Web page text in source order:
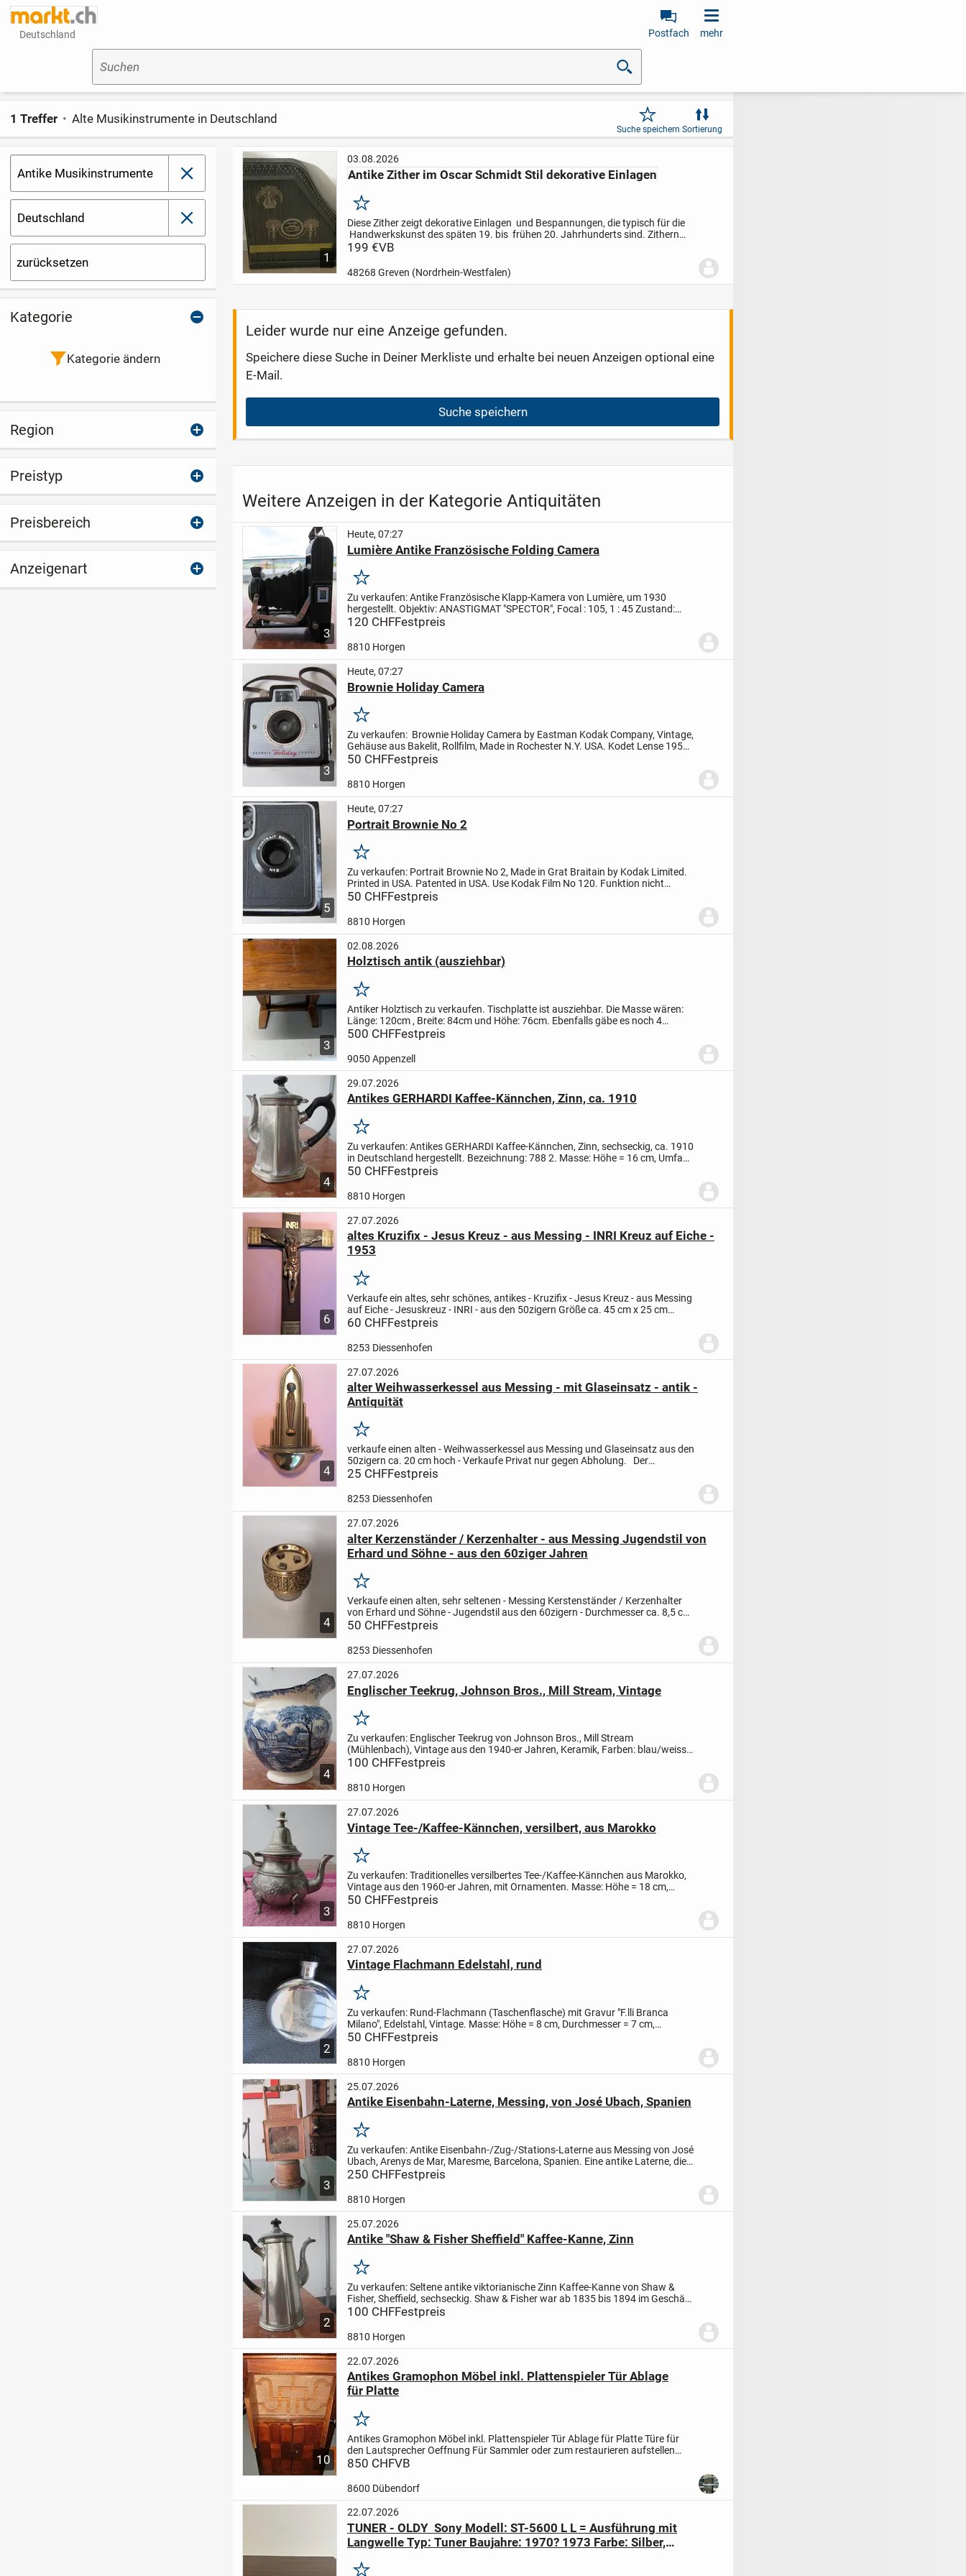
Deutschland Postfach mehr
Suchen
Antike Musikinstrumente schließen
Deutschland schließen
zurücksetzen
1 Treffer Alte Musikinstrumente in Deutschland
Suche speichern Sortierung
1
03.08.2026
Antike Zither im Oscar Schmidt Stil dekorative Einlagen
Merken
Diese Zither zeigt dekorative Einlagen und Bespannungen, die typisch für die
Handwerkskunst des späten 19. bis frühen 20. Jahrhunderts sind. Zithern
wie diese waren in heimischen Musiksettings...
199 €VB
48268 Greven (Nordrhein-Westfalen)
Leider wurde nur eine Anzeige gefunden.
Speichere diese Suche in Deiner Merkliste und erhalte bei neuen Anzeigen optional eine
E-Mail.
Suche speichern
Weitere Anzeigen in der Kategorie Antiquitäten
3
Heute, 07:27
Lumière Antike Französische Folding Camera
Merken
Zu verkaufen:Antike Französische Klapp-Kamera von Lumière, um 1930
hergestellt. Objektiv: ANASTIGMAT "SPECTOR", Focal : 105, 1 : 45Zustand:
sehr gut erhalten, schönes Dekorations-Objekt. Funktion...
120 CHFFestpreis
8810 Horgen
3
Heute, 07:27
Brownie Holiday Camera
Merken
Zu verkaufen: Brownie Holiday Camera by Eastman Kodak Company, Vintage,
Gehäuse aus Bakelit, Rollfilm, Made in Rochester N.Y. USA. Kodet Lense 1950
S. Funktion nicht geprüft.
50 CHFFestpreis
8810 Horgen
5
Heute, 07:27
Portrait Brownie No 2
Merken
Zu verkaufen: Portrait Brownie No 2, Made in Grat Braitain by Kodak Limited.
Printed in USA. Patented in USA. Use Kodak Film No 120. Funktion nicht
geprüft.
50 CHFFestpreis
8810 Horgen
3
02.08.2026
Holztisch antik (ausziehbar)
Merken
Antiker Holztisch zu verkaufen. Tischplatte ist ausziehbar. Die Masse wären:
Länge: 120cm , Breite: 84cm und Höhe: 76cm. Ebenfalls gäbe es noch 4
Holzstühle dazu. Preis: Fr. 100.00 pro Stuhl.
500 CHFFestpreis
9050 Appenzell
4
29.07.2026
Antikes GERHARDI Kaffee-Kännchen, Zinn, ca. 1910
Merken
Zu verkaufen:Antikes GERHARDI Kaffee-Kännchen, Zinn, sechseckig, ca. 1910
in Deutschland hergestellt. Bezeichnung: 788 2. Masse: Höhe = 16 cm, Umfang
= 26 cm, Gewicht = 380 Gramm, Füllmenge = 0.4...
50 CHFFestpreis
8810 Horgen
6
27.07.2026
altes Kruzifix - Jesus Kreuz - aus Messing - INRI Kreuz auf Eiche -
1953
Merken
Verkaufe ein altes, sehr schönes, antikes- Kruzifix - Jesus Kreuz - aus Messing
auf Eiche - Jesuskreuz - INRI - aus den 50zigern Größe ca. 45 cm x 25 cm
Verkaufe Privat nur gegen Abholung.
60 CHFFestpreis
8253 Diessenhofen
4
27.07.2026
alter Weihwasserkessel aus Messing - mit Glaseinsatz - antik -
Antiquität
Merken
verkaufe einen alten - Weihwasserkessel aus Messing und Glaseinsatz aus den
50zigern ca. 20 cm hoch -Verkaufe Privat nur gegen Abholung.
Der
Weihwasserkessel kann in Gottmadingen/D, oder ggf....
25 CHFFestpreis
8253 Diessenhofen
4
27.07.2026
alter Kerzenständer / Kerzenhalter - aus Messing Jugendstil von
Erhard und Söhne - aus den 60ziger Jahren
Merken
Verkaufe einen alten, sehr seltenen - Messing Kerstenständer / Kerzenhalter
von Erhard und Söhne - Jugendstil aus den 60zigern - Durchmesser ca. 8,5 cm
- ca. 8 cm- durch Druck nach unten, öffnen...
50 CHFFestpreis
8253 Diessenhofen
4
27.07.2026
Englischer Teekrug, Johnson Bros., Mill Stream, Vintage
Merken
Zu verkaufen: Englischer Teekrug von Johnson Bros., Mill Stream
(Mühlenbach), Vintage aus den 1940-er Jahren, Keramik, Farben: blau/weiss.
Beschriftung Unterseite: Mill Stream, Made in England by...
100 CHFFestpreis
8810 Horgen
3
27.07.2026
Vintage Tee-/Kaffee-Kännchen, versilbert, aus Marokko
Merken
Zu verkaufen:Traditionelles versilbertes Tee-/Kaffee-Kännchen aus Marokko,
Vintage aus den 1960-er Jahren, mit Ornamenten. Masse: Höhe = 18 cm,
Durchmesser oben = 7 cm, Durchmesser unten = 11 cm,...
50 CHFFestpreis
8810 Horgen
2
27.07.2026
Vintage Flachmann Edelstahl, rund
Merken
Zu verkaufen: Rund-Flachmann (Taschenflasche) mit Gravur "F.lli Branca
Milano", Edelstahl, Vintage. Masse: Höhe = 8 cm, Durchmesser = 7 cm,
Füllmenge = 0.75 dl, Gewicht = 70 Gramm.
50 CHFFestpreis
8810 Horgen
3
25.07.2026
Antike Eisenbahn-Laterne, Messing, von José Ubach, Spanien
Merken
Zu verkaufen:Antike Eisenbahn-/Zug-/Stations-Laterne aus Messing von José
Ubach, Arenys de Mar, Maresme, Barcelona, Spanien. Eine antike Laterne, die
von Bahnhofsvorstehern in der 1. Hälfte des 20....
250 CHFFestpreis
8810 Horgen
2
25.07.2026
Antike "Shaw & Fisher Sheffield" Kaffee-Kanne, Zinn
Merken
Zu verkaufen:Seltene antike viktorianische Zinn Kaffee-Kanne von Shaw &
Fisher, Sheffield, sechseckig. Shaw & Fisher war ab 1835 bis 1894 im Geschäft
und im 19. Jahrhundert bekannt für die...
100 CHFFestpreis
8810 Horgen
10
22.07.2026
Antikes Gramophon Möbel inkl. Plattenspieler Tür Ablage
für Platte
Merken
Antikes Gramophon Möbel inkl. PlattenspielerTür Ablage für PlatteTüre für
den Lautsprecher Oeffnung Für Sammler oder zum restaurieren aufstellen
Dekorieren.Masse:
850 CHFVB
8600 Dübendorf
22.07.2026
TUNER - OLDY Sony Modell: ST-5600 L L = Ausführung mit
Langwelle Typ: Tuner Baujahre: 1970? 1973 Farbe: Silber,
Kategorie
Kategorie ändern
Region
Preistyp
Preisbereich
Anzeigenart